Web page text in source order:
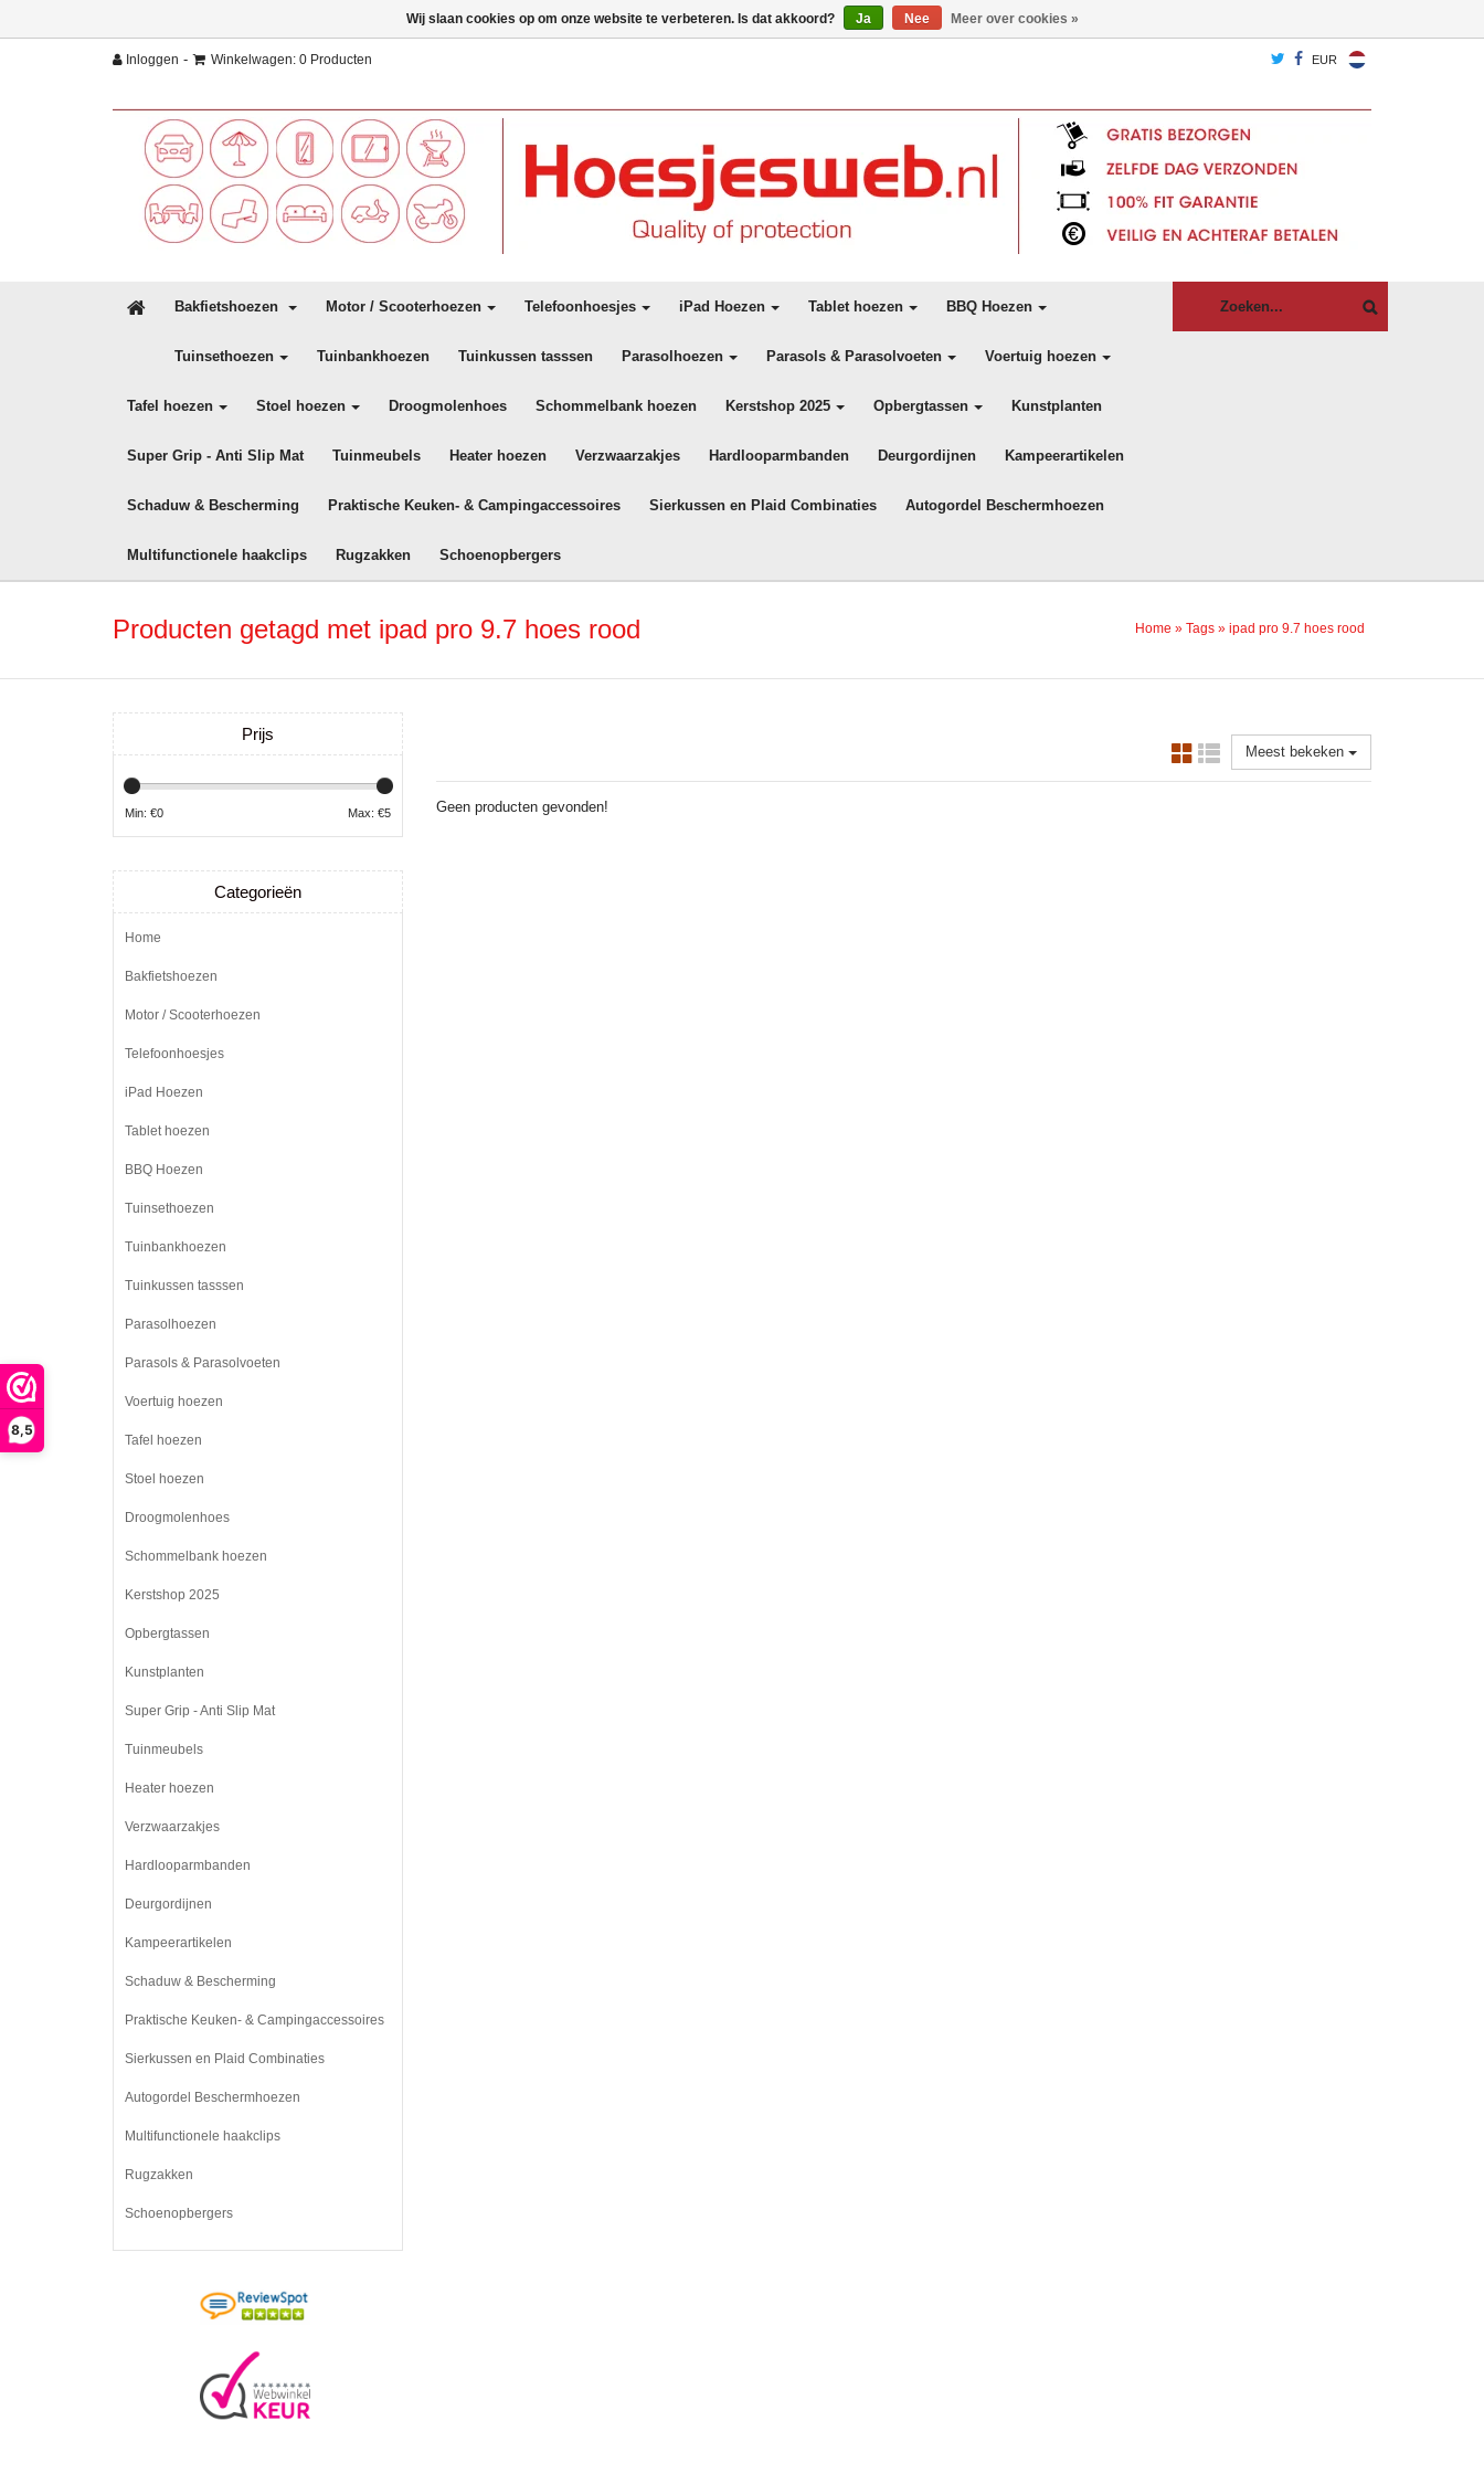
8,5
Inloggen - Winkelwagen: 0 Producten EUR
Bakfietshoezen Motor / Scooterhoezen Telefoonhoesjes iPad Hoezen Tablet hoezen BBQ Hoezen
Tuinsethoezen Tuinbankhoezen Tuinkussen tasssen Parasolhoezen Parasols & Parasolvoeten Voertuig hoezen
Tafel hoezen Stoel hoezen Droogmolenhoes Schommelbank hoezen Kerstshop 2025 Opbergtassen Kunstplanten
Super Grip - Anti Slip Mat Tuinmeubels Heater hoezen Verzwaarzakjes Hardlooparmbanden Deurgordijnen Kampeerartikelen
Schaduw & Bescherming Praktische Keuken- & Campingaccessoires Sierkussen en Plaid Combinaties Autogordel Beschermhoezen
Multifunctionele haakclips Rugzakken Schoenopbergers
Producten getagd met ipad pro 9.7 hoes rood Home » Tags » ipad pro 9.7 hoes rood
Meest bekeken
Geen producten gevonden!
Prijs
Min: €0 Max: €5
Categorieën
Home
Bakfietshoezen
Motor / Scooterhoezen
Telefoonhoesjes
iPad Hoezen
Tablet hoezen
BBQ Hoezen
Tuinsethoezen
Tuinbankhoezen
Tuinkussen tasssen
Parasolhoezen
Parasols & Parasolvoeten
Voertuig hoezen
Tafel hoezen
Stoel hoezen
Droogmolenhoes
Schommelbank hoezen
Kerstshop 2025
Opbergtassen
Kunstplanten
Super Grip - Anti Slip Mat
Tuinmeubels
Heater hoezen
Verzwaarzakjes
Hardlooparmbanden
Deurgordijnen
Kampeerartikelen
Schaduw & Bescherming
Praktische Keuken- & Campingaccessoires
Sierkussen en Plaid Combinaties
Autogordel Beschermhoezen
Multifunctionele haakclips
Rugzakken
Schoenopbergers
Wij slaan cookies op om onze website te verbeteren. Is dat akkoord? Ja Nee Meer over cookies »